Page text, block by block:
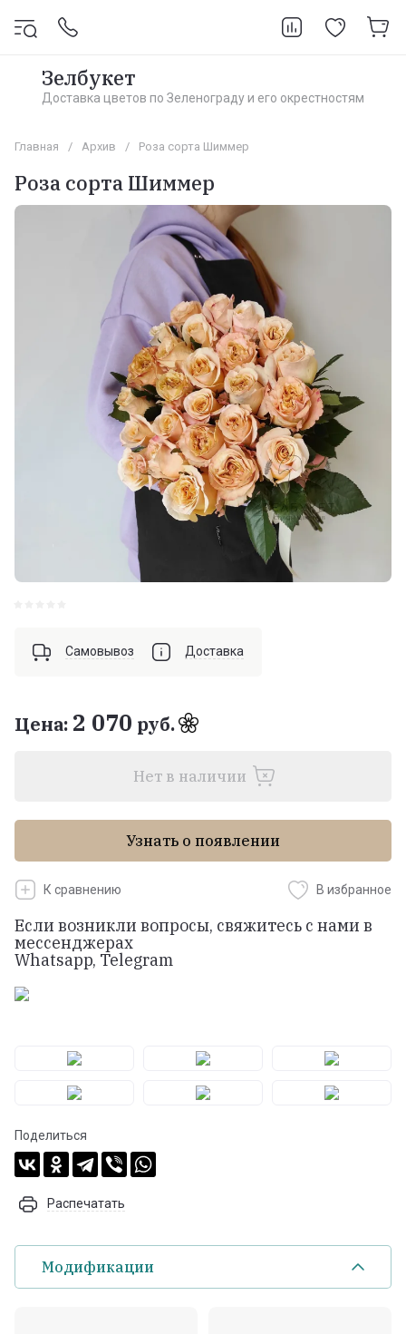
Зелбукет
Доставка цветов по Зеленограду и его окрестностям
Главная / Архив / Роза сорта Шиммер
Роза сорта Шиммер
Самовывоз Доставка
Цена: 2 070 руб.
Нет в наличии
Узнать о появлении
К сравнению В избранное
Если возникли вопросы, свяжитесь с нами в
мессенджерах
Whatsapp, Telegram
Поделиться
Распечатать
Модификации